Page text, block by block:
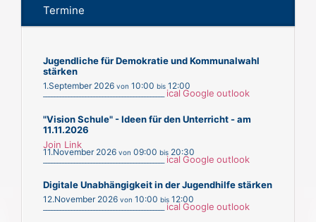
Termine
Jugendliche für Demokratie und Kommunalwahl
stärken
1.September 2026 von 10:00 bis 12:00
ical Google outlook
"Vision Schule" - Ideen für den Unterricht - am
11.11.2026
Join Link
11.November 2026 von 09:00 bis 20:30
ical Google outlook
Digitale Unabhängigkeit in der Jugendhilfe stärken
12.November 2026 von 10:00 bis 12:00
ical Google outlook